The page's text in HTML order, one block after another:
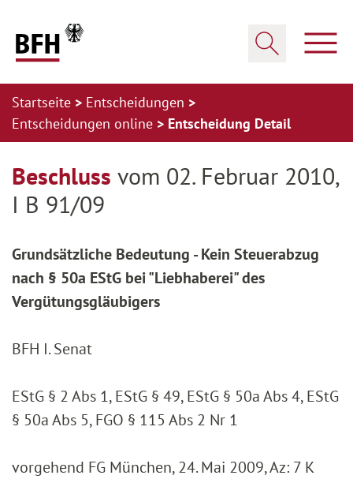
Startseite
Entscheidungen
Entscheidungen online
Entscheidung Detail
Beschluss vom 02. Februar 2010,
I B 91/09
Grundsätzliche Bedeutung - Kein Steuerabzug
nach § 50a EStG bei "Liebhaberei" des
Vergütungsgläubigers
BFH I. Senat
EStG § 2 Abs 1, EStG § 49, EStG § 50a Abs 4, EStG
§ 50a Abs 5, FGO § 115 Abs 2 Nr 1
vorgehend FG München, 24. Mai 2009, Az: 7 K